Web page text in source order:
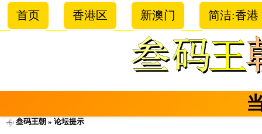
首页 香港区 新澳门 简洁:香港
叁码王朝 » 论坛提示